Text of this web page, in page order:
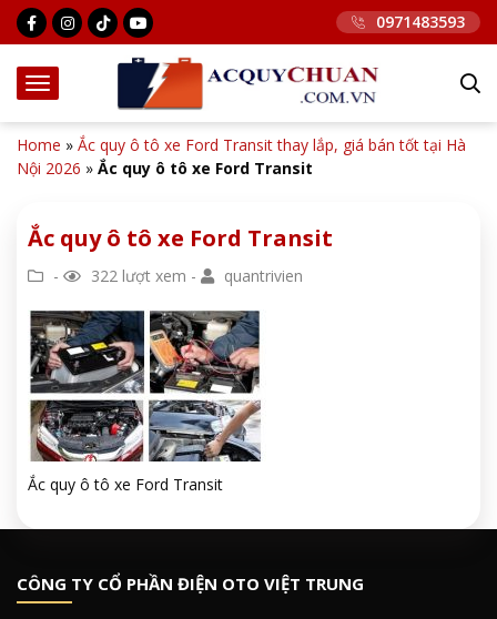
0971483593
Home » Ắc quy ô tô xe Ford Transit thay lắp, giá bán tốt tại Hà
Nội 2026 » Ắc quy ô tô xe Ford Transit
Ắc quy ô tô xe Ford Transit
- 322 lượt xem - quantrivien
Ắc quy ô tô xe Ford Transit
CÔNG TY CỔ PHẦN ĐIỆN OTO VIỆT TRUNG